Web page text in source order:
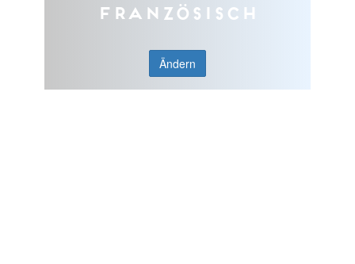
Französisch
Ändern